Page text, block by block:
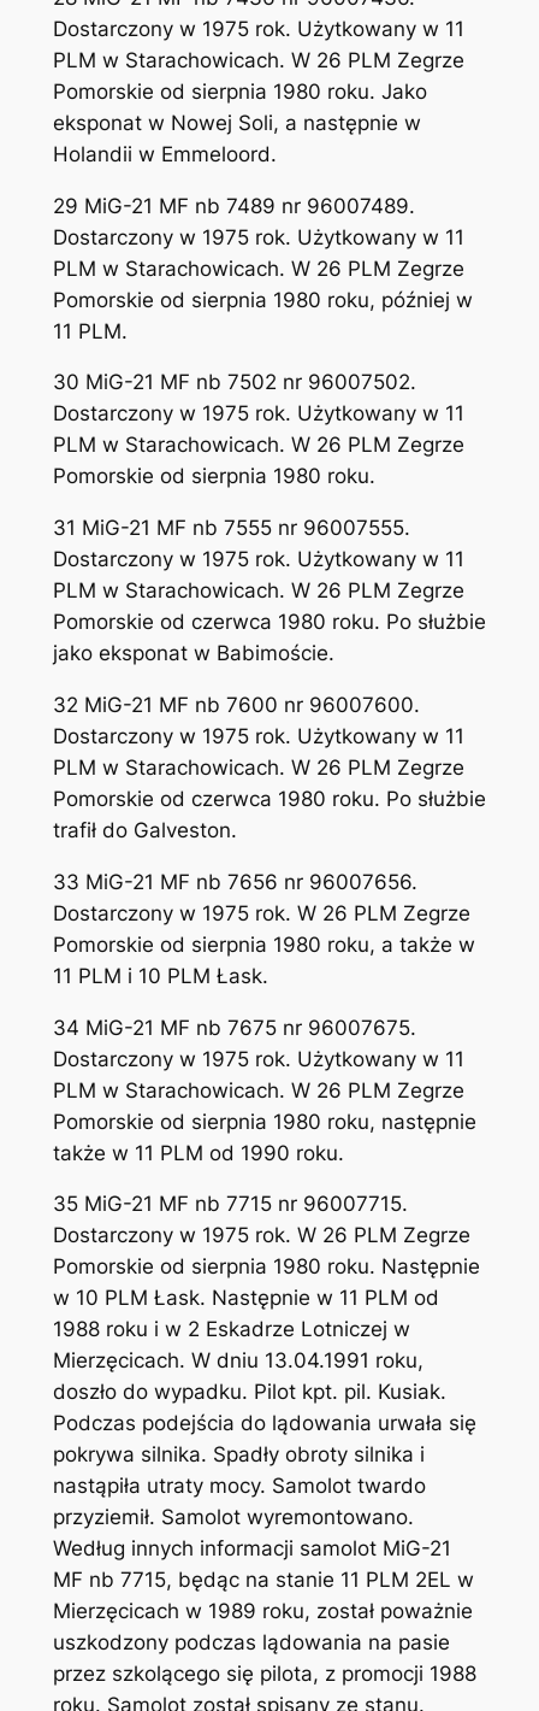
Dostarczony w 1975 rok. Użytkowany w 11
PLM w Starachowicach. W 26 PLM Zegrze
Pomorskie od sierpnia 1980 roku. Jako
eksponat w Nowej Soli, a następnie w
Holandii w Emmeloord.
29 MiG-21 MF nb 7489 nr 96007489.
Dostarczony w 1975 rok. Użytkowany w 11
PLM w Starachowicach. W 26 PLM Zegrze
Pomorskie od sierpnia 1980 roku, później w
11 PLM.
30 MiG-21 MF nb 7502 nr 96007502.
Dostarczony w 1975 rok. Użytkowany w 11
PLM w Starachowicach. W 26 PLM Zegrze
Pomorskie od sierpnia 1980 roku.
31 MiG-21 MF nb 7555 nr 96007555.
Dostarczony w 1975 rok. Użytkowany w 11
PLM w Starachowicach. W 26 PLM Zegrze
Pomorskie od czerwca 1980 roku. Po służbie
jako eksponat w Babimoście.
32 MiG-21 MF nb 7600 nr 96007600.
Dostarczony w 1975 rok. Użytkowany w 11
PLM w Starachowicach. W 26 PLM Zegrze
Pomorskie od czerwca 1980 roku. Po służbie
trafił do Galveston.
33 MiG-21 MF nb 7656 nr 96007656.
Dostarczony w 1975 rok. W 26 PLM Zegrze
Pomorskie od sierpnia 1980 roku, a także w
11 PLM i 10 PLM Łask.
34 MiG-21 MF nb 7675 nr 96007675.
Dostarczony w 1975 rok. Użytkowany w 11
PLM w Starachowicach. W 26 PLM Zegrze
Pomorskie od sierpnia 1980 roku, następnie
także w 11 PLM od 1990 roku.
35 MiG-21 MF nb 7715 nr 96007715.
Dostarczony w 1975 rok. W 26 PLM Zegrze
Pomorskie od sierpnia 1980 roku. Następnie
w 10 PLM Łask. Następnie w 11 PLM od
1988 roku i w 2 Eskadrze Lotniczej w
Mierzęcicach. W dniu 13.04.1991 roku,
doszło do wypadku. Pilot kpt. pil. Kusiak.
Podczas podejścia do lądowania urwała się
pokrywa silnika. Spadły obroty silnika i
nastąpiła utraty mocy. Samolot twardo
przyziemił. Samolot wyremontowano.
Według innych informacji samolot MiG-21
MF nb 7715, będąc na stanie 11 PLM 2EL w
Mierzęcicach w 1989 roku, został poważnie
uszkodzony podczas lądowania na pasie
przez szkolącego się pilota, z promocji 1988
roku. Samolot został spisany ze stanu.